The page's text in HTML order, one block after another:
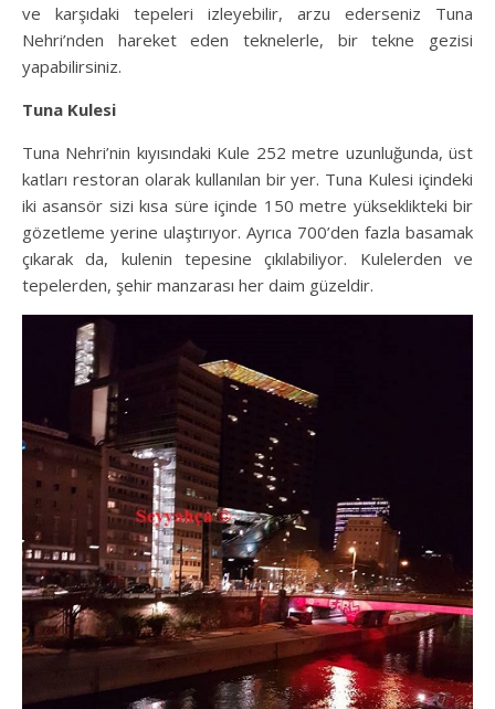
ve karşıdaki tepeleri izleyebilir, arzu ederseniz Tuna
Nehri’nden hareket eden teknelerle, bir tekne gezisi
yapabilirsiniz.
Tuna Kulesi
Tuna Nehri’nin kıyısındaki Kule 252 metre uzunluğunda, üst
katları restoran olarak kullanılan bir yer. Tuna Kulesi içindeki
iki asansör sizi kısa süre içinde 150 metre yükseklikteki bir
gözetleme yerine ulaştırıyor. Ayrıca 700’den fazla basamak
çıkarak da, kulenin tepesine çıkılabiliyor. Kulelerden ve
tepelerden, şehir manzarası her daim güzeldir.